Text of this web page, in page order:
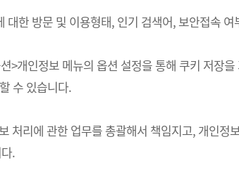
한 방문 및 이용형태, 인기 검색어, 보안접속
>개인정보 메뉴의 옵션 설정을 통해 쿠키 저장
수 있습니다.
처리에 관한 업무를 총괄해서 책임지고, 개인
.